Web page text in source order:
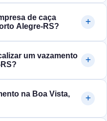
de caça
Alegre‑RS?
um vazamento
na Boa Vista,